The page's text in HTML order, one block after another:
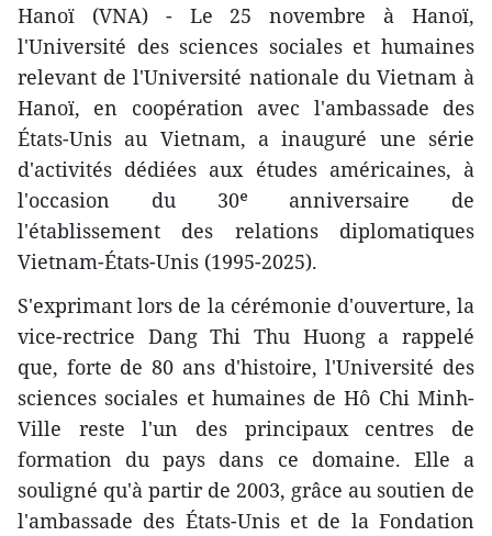
Hanoï (VNA) - Le 25 novembre à Hanoï,
l'Université des sciences sociales et humaines
relevant de l'Université nationale du Vietnam à
Hanoï, en coopération avec l'ambassade des
États-Unis au Vietnam, a inauguré une série
d'activités dédiées aux études américaines, à
l'occasion du 30ᵉ anniversaire de
l'établissement des relations diplomatiques
Vietnam-États-Unis (1995-2025).
S'exprimant lors de la cérémonie d'ouverture, la
vice-rectrice Dang Thi Thu Huong a rappelé
que, forte de 80 ans d'histoire, l'Université des
sciences sociales et humaines de Hô Chi Minh-
Ville reste l'un des principaux centres de
formation du pays dans ce domaine. Elle a
souligné qu'à partir de 2003, grâce au soutien de
l'ambassade des États-Unis et de la Fondation